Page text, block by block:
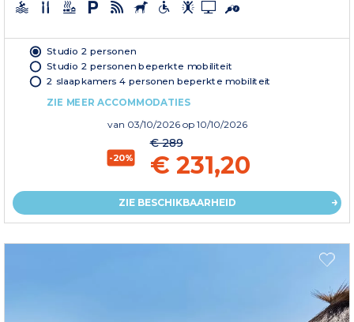
Studio 2 personen
Studio 2 personen beperkte mobiliteit
2 slaapkamers 4 personen beperkte mobiliteit
ZIE MEER ACCOMMODATIES
van 03/10/2026 op 10/10/2026
-20%
€ 289
€ 231,20
ZIE BESCHIKBAARHEID